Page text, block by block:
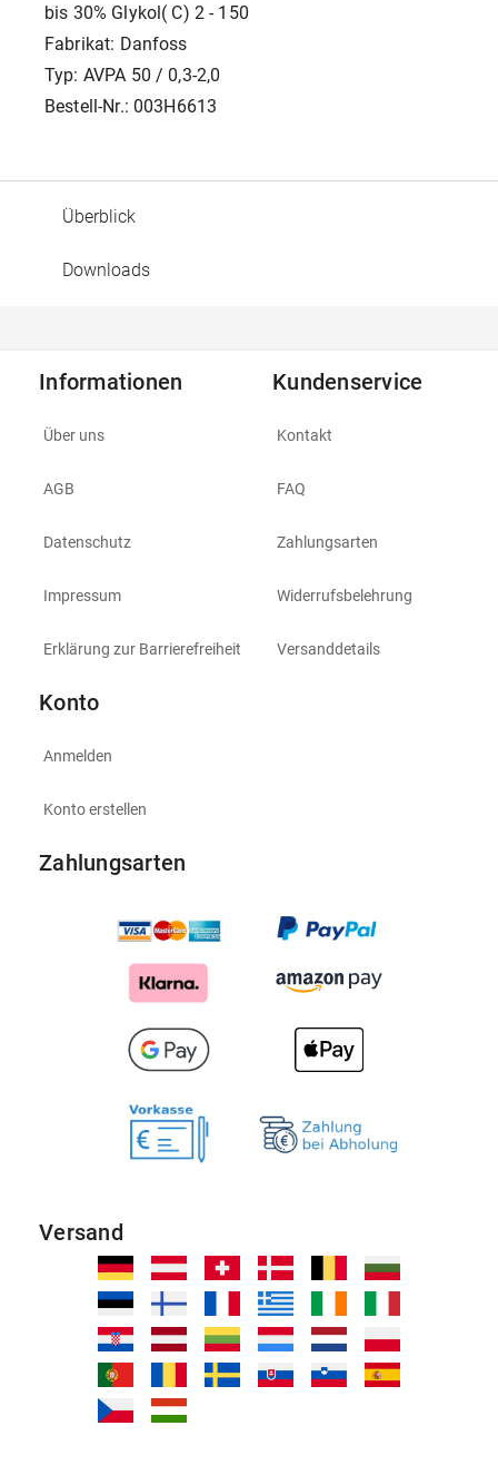
bis 30% Glykol( C) 2 - 150
Fabrikat: Danfoss
Typ: AVPA 50 / 0,3-2,0
Bestell-Nr.: 003H6613
Überblick
Downloads
Informationen
Über uns
AGB
Datenschutz
Impressum
Erklärung zur Barrierefreiheit
Kundenservice
Kontakt
FAQ
Zahlungsarten
Widerrufsbelehrung
Versanddetails
Konto
Anmelden
Konto erstellen
Zahlungsarten
Versand